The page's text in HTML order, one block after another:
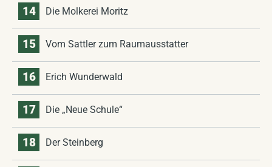
14 Die Molkerei Moritz
15 Vom Sattler zum Raumausstatter
16 Erich Wunderwald
17 Die „Neue Schule“
18 Der Steinberg